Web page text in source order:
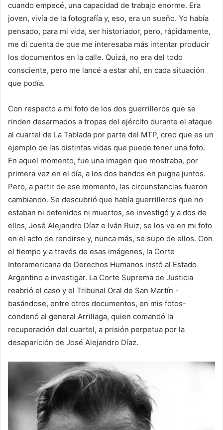
cuando empecé, una capacidad de trabajo enorme. Era
joven, vivía de la fotografía y, eso, era un sueño. Yo había
pensado, para mi vida, ser historiador, pero, rápidamente,
me di cuenta de que me interesaba más intentar producir
los documentos en la calle. Quizá, no era del todo
consciente, pero me lancé a estar ahí, en cada situación
que podía.
Con respecto a mi foto de los dos guerrilleros que se
rinden desarmados a tropas del ejército durante el ataque
al cuartel de La Tablada por parte del MTP, creo que es un
ejemplo de las distintas vidas que puede tener una foto.
En aquel momento, fue una imagen que mostraba, por
primera vez en el día, a los dos bandos en pugna juntos.
Pero, a partir de ese momento, las circunstancias fueron
cambiando. Se descubrió que había guerrilleros que no
estaban ni detenidos ni muertos, se investigó y a dos de
ellos, José Alejandro Díaz e Iván Ruiz, se los ve en mi foto
en el acto de rendirse y, nunca más, se supo de ellos. Con
el tiempo y a través de esas imágenes, la Corte
Interamericana de Derechos Humanos instó al Estado
Argentino a investigar. La Corte Suprema de Justicia
reabrió el caso y el Tribunal Oral de San Martín -
basándose, entre otros documentos, en mis fotos-
condenó al general Arrillaga, quien comandó la
recuperación del cuartel, a prisión perpetua por la
desaparición de José Alejandro Díaz.